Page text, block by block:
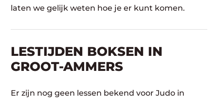
laten we gelijk weten hoe je er kunt komen.
LESTIJDEN BOKSEN IN
GROOT-AMMERS
Er zijn nog geen lessen bekend voor Judo in